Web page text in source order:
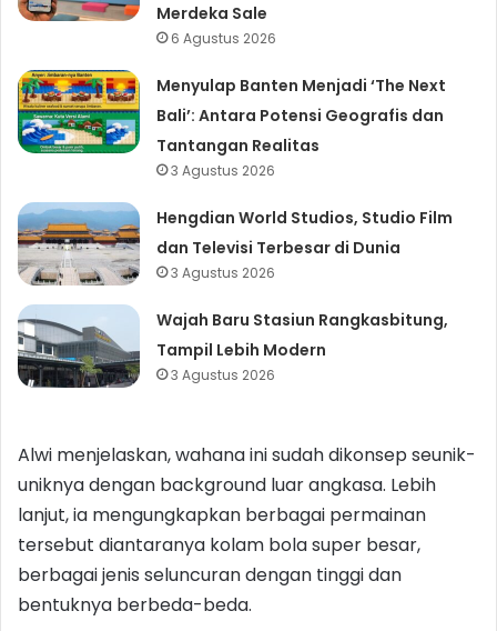
Merdeka Sale
6 Agustus 2026
Menyulap Banten Menjadi ‘The Next
Bali’: Antara Potensi Geografis dan
Tantangan Realitas
3 Agustus 2026
Hengdian World Studios, Studio Film
dan Televisi Terbesar di Dunia
3 Agustus 2026
Wajah Baru Stasiun Rangkasbitung,
Tampil Lebih Modern
3 Agustus 2026
Alwi menjelaskan, wahana ini sudah dikonsep seunik-
uniknya dengan background luar angkasa. Lebih
lanjut, ia mengungkapkan berbagai permainan
tersebut diantaranya kolam bola super besar,
berbagai jenis seluncuran dengan tinggi dan
bentuknya berbeda-beda.